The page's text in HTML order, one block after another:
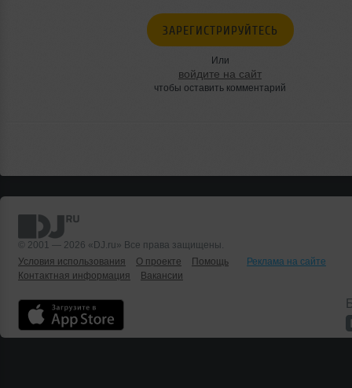
ЗАРЕГИСТРИРУЙТЕСЬ
Или
войдите на сайт
чтобы оставить комментарий
© 2001 — 2026 «DJ.ru» Все права защищены.
Условия использования
О проекте Помощь
Реклама на сайте
Контактная информация
Вакансии